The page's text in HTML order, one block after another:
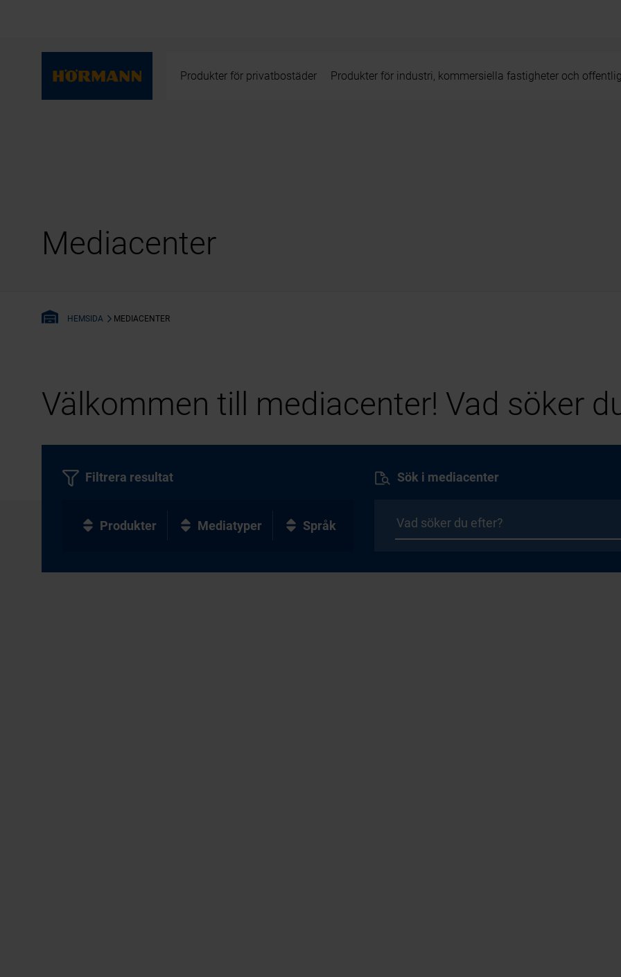
Produkter för privatbostäder Produkter för industri, kommersiella fastigheter och
Mediacenter
HEMSIDA MEDIACENTER
Välkommen till mediacenter! Vad söker
Sök i mediacenter
Filtrera resultat
Produkter Mediatyper Språk